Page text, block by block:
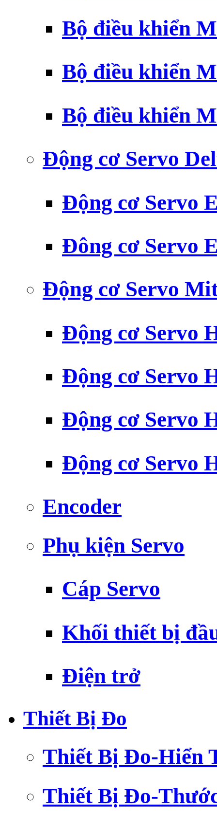
Bộ điều khiển
Bộ điều khiển
Bộ điều khiển
Động cơ Servo
Động cơ Servo
Đông cơ Servo
Động cơ Servo
Động cơ Servo
Động cơ Servo
Động cơ Servo
Động cơ Servo
Encoder
Phụ kiện Servo
Cáp Servo
Khối thiết bị
Điện trở
Thiết Bị Đo
Thiết Bị Đo-Hiển
Thiết Bị Đo-